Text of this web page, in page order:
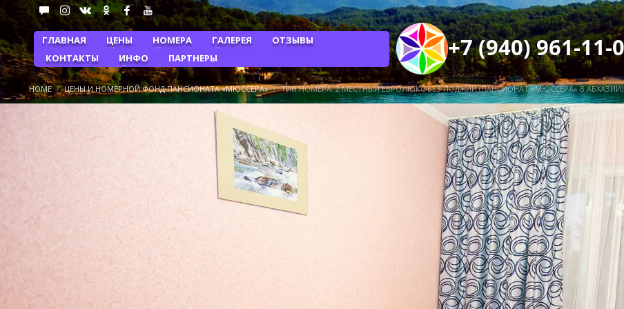
ГЛАВНАЯ ЦЕНЫ НОМЕРА ГАЛЕРЕЯ
ОТЗЫВЫ
КОНТАКТЫ
ИНФО ПАРТНЕРЫ
HOME ЦЕНЫ И НОМЕРНОЙ ФОНД ПАНСИОНАТА «МЮССЕРА» ТИП НОМЕРА: 2 МЕСТНЫЙ ЕВРОЛЮКС БЕЗ ЛОДЖИИ (ПАНСИОНАТ «МЮССЕРА» В АБХАЗИИ)